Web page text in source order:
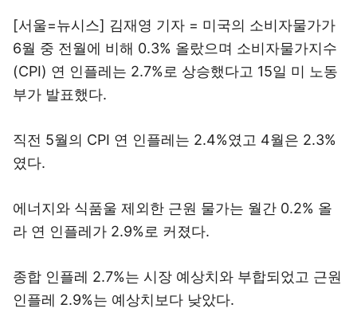
[서울=뉴시스] 김재영 기자 = 미국의 소비자물가가
6월 중 전월에 비해 0.3% 올랐으며 소비자물가지수
(CPI) 연 인플레는 2.7%로 상승했다고 15일 미 노동
부가 발표했다.
직전 5월의 CPI 연 인플레는 2.4%였고 4월은 2.3%
였다.
에너지와 식품울 제외한 근원 물가는 월간 0.2% 올
라 연 인플레가 2.9%로 커졌다.
종합 인플레 2.7%는 시장 예상치와 부합되었고 근원
인플레 2.9%는 예상치보다 낮았다.